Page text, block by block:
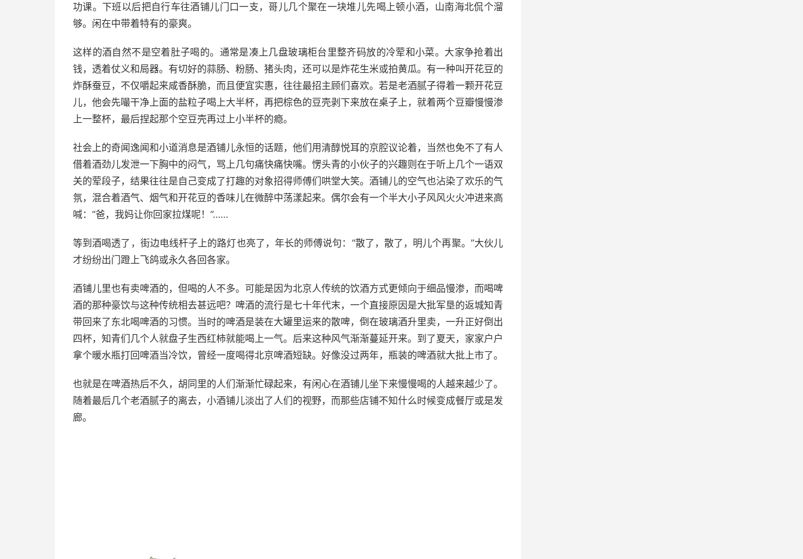
功课。下班以后把自行车往酒铺儿门口一支，哥儿几个聚在一块堆儿先喝上顿小酒，山南海北侃个溜
够。闲在中带着特有的豪爽。
这样的酒自然不是空着肚子喝的。通常是凑上几盘玻璃柜台里整齐码放的冷荤和小菜。大家争抢着出
钱，透着仗义和局器。有切好的蒜肠、粉肠、猪头肉，还可以是炸花生米或拍黄瓜。有一种叫开花豆的
炸酥蚕豆，不仅嚼起来咸香酥脆，而且便宜实惠，往往最招主顾们喜欢。若是老酒腻子得着一颗开花豆
儿，他会先嘬干净上面的盐粒子喝上大半杯，再把棕色的豆壳剥下来放在桌子上，就着两个豆瓣慢慢渗
上一整杯，最后捏起那个空豆壳再过上小半杯的瘾。
社会上的奇闻逸闻和小道消息是酒铺儿永恒的话题，他们用清醇悦耳的京腔议论着，当然也免不了有人
借着酒劲儿发泄一下胸中的闷气，骂上几句痛快痛快嘴。愣头青的小伙子的兴趣则在于听上几个一语双
关的荤段子，结果往往是自己变成了打趣的对象招得师傅们哄堂大笑。酒铺儿的空气也沾染了欢乐的气
氛，混合着酒气、烟气和开花豆的香味儿在微醉中荡漾起来。偶尔会有一个半大小子风风火火冲进来高
喊： “爸，我妈让你回家拉煤呢！ ”……
等到酒喝透了，街边电线杆子上的路灯也亮了，年长的师傅说句： “散了，散了，明儿个再聚。 ”大伙儿
才纷纷出门蹬上飞鸽或永久各回各家。
酒铺儿里也有卖啤酒的，但喝的人不多。可能是因为北京人传统的饮酒方式更倾向于细品慢渗，而喝啤
酒的那种豪饮与这种传统相去甚远吧？啤酒的流行是七十年代末，一个直接原因是大批军垦的返城知青
带回来了东北喝啤酒的习惯。当时的啤酒是装在大罐里运来的散啤，倒在玻璃酒升里卖，一升正好倒出
四杯，知青们几个人就盘子生西红柿就能喝上一气。后来这种风气渐渐蔓延开来。到了夏天，家家户户
拿个暖水瓶打回啤酒当冷饮，曾经一度喝得北京啤酒短缺。好像没过两年，瓶装的啤酒就大批上市了。
也就是在啤酒热后不久，胡同里的人们渐渐忙碌起来，有闲心在酒铺儿坐下来慢慢喝的人越来越少了。
随着最后几个老酒腻子的离去，小酒铺儿淡出了人们的视野，而那些店铺不知什么时候变成餐厅或是发
廊。